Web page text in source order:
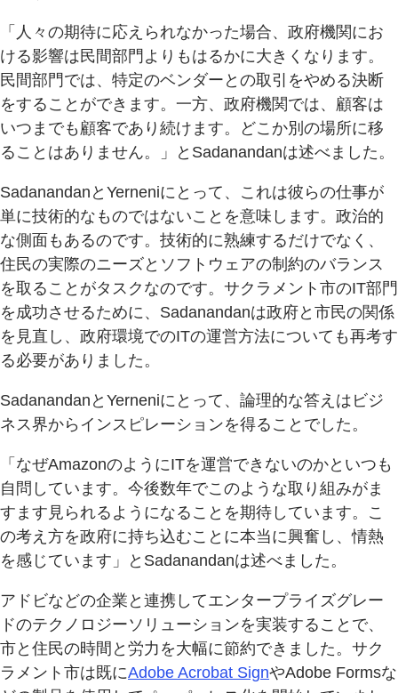
「人々の期待に応えられなかった場合、政府機関にお
ける影響は民間部門よりもはるかに大きくなります。
民間部門では、特定のベンダーとの取引をやめる決断
をすることができます。一方、政府機関では、顧客は
いつまでも顧客であり続けます。どこか別の場所に移
ることはありません。」とSadanandanは述べました。
SadanandanとYerneniにとって、これは彼らの仕事が
単に技術的なものではないことを意味します。政治的
な側面もあるのです。技術的に熟練するだけでなく、
住民の実際のニーズとソフトウェアの制約のバランス
を取ることがタスクなのです。サクラメント市のIT部門
を成功させるために、Sadanandanは政府と市民の関係
を見直し、政府環境でのITの運営方法についても再考す
る必要がありました。
SadanandanとYerneniにとって、論理的な答えはビジ
ネス界からインスピレーションを得ることでした。
「なぜAmazonのようにITを運営できないのかといつも
自問しています。今後数年でこのような取り組みがま
すます見られるようになることを期待しています。こ
の考え方を政府に持ち込むことに本当に興奮し、情熱
を感じています」とSadanandanは述べました。
アドビなどの企業と連携してエンタープライズグレー
ドのテクノロジーソリューションを実装することで、
市と住民の時間と労力を大幅に節約できました。サク
ラメント市は既にAdobe Acrobat SignやAdobe Formsな